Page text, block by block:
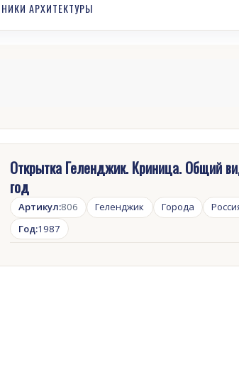
АРХИТЕКТУРЫ
Открытка Геленджик. Криница. Общий
год
Артикул:806 Геленджик Города
Год:1987